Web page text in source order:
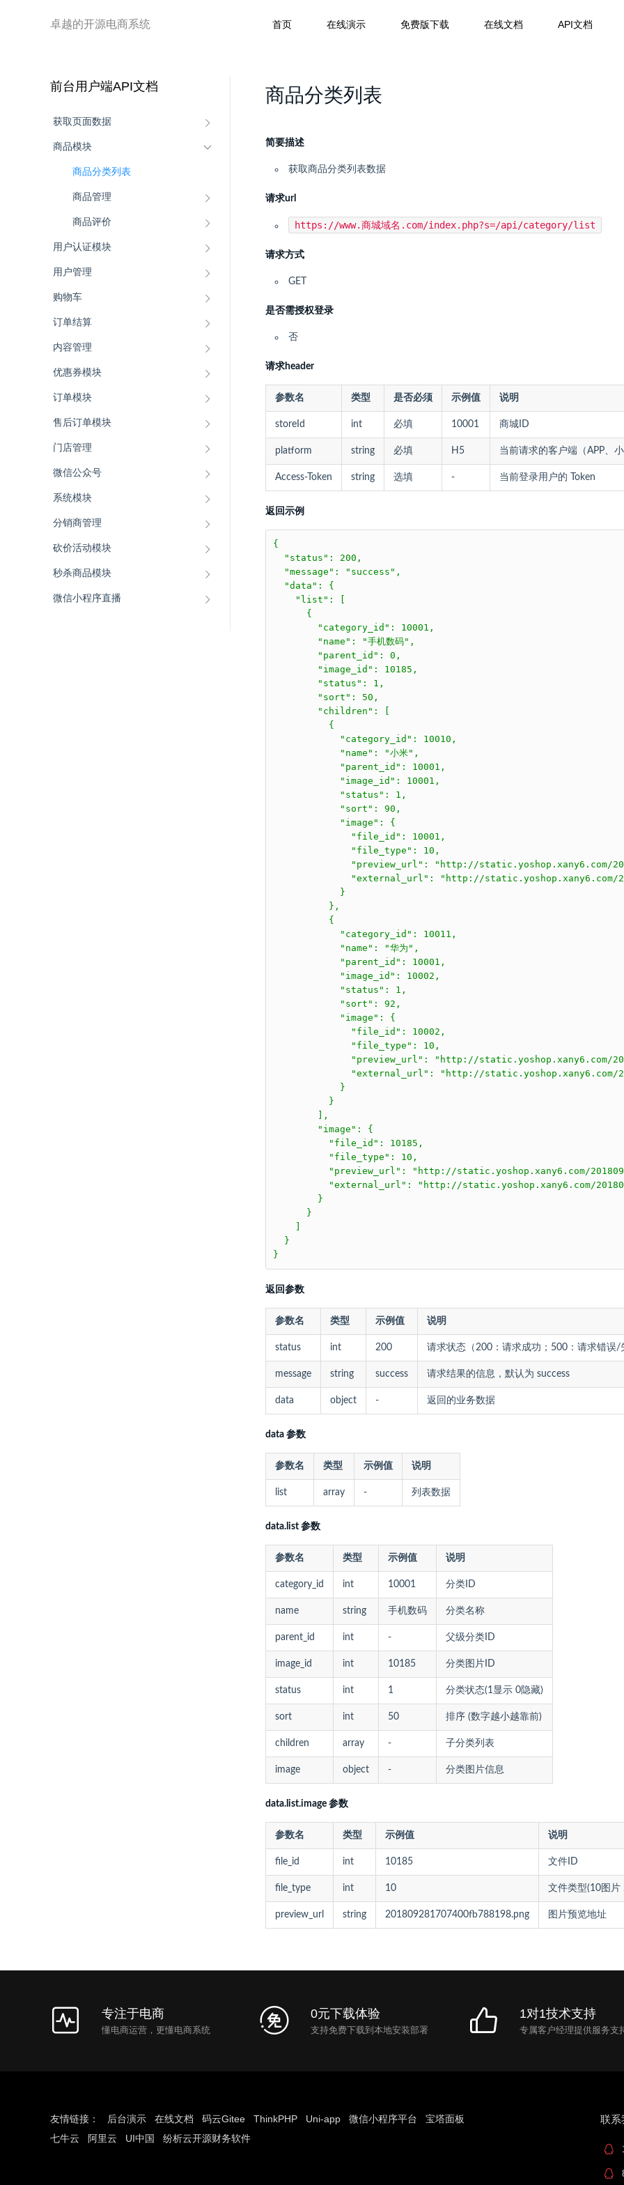
卓越的开源电商系统 首页 在线演示 免费版下载 在线文档 API文档
前台用户端API文档
获取页面数据
商品模块
商品分类列表
商品管理
商品评价
用户认证模块
用户管理
购物车
订单结算
内容管理
优惠券模块
订单模块
售后订单模块
门店管理
微信公众号
系统模块
分销商管理
砍价活动模块
秒杀商品模块
微信小程序直播
商品分类列表
简要描述
获取商品分类列表数据
请求url
https://www.商城域名.com/index.php?s=/api/category/list
请求方式
GET
是否需授权登录
否
请求header
参数名 类型 是否必须 示例值 说明
storeId int 必填 10001 商城ID
platform string 必填 H5 当前请求的客户端（APP、
Access-Token string 选填 - 当前登录用户的 Token
返回示例
{
  "status": 200,
  "message": "success",
  "data": {
    "list": [
      {
        "category_id": 10001,
        "name": "手机数码",
        "parent_id": 0,
        "image_id": 10185,
        "status": 1,
        "sort": 50,
        "children": [
          {
            "category_id": 10010,
            "name": "小米",
            "parent_id": 10001,
            "image_id": 10001,
            "status": 1,
            "sort": 90,
            "image": {
              "file_id": 10001,
              "file_type": 10,
"preview_url": "http://static.yoshop.xany6.com/
"external_url": "http://static.yoshop.xany6.com/
            }
          },
          {
            "category_id": 10011,
            "name": "华为",
            "parent_id": 10001,
            "image_id": 10002,
            "status": 1,
            "sort": 92,
            "image": {
              "file_id": 10002,
              "file_type": 10,
"preview_url": "http://static.yoshop.xany6.com/
"external_url": "http://static.yoshop.xany6.com/
            }
          }
        ],
        "image": {
          "file_id": 10185,
          "file_type": 10,
"preview_url": "http://static.yoshop.xany6.com/
"external_url": "http://static.yoshop.xany6.com/
        }
      }
  }
}
返回参数
参数名 类型 示例值 说明
status int 200 请求状态（200：请求成功；500：请求错误/
message string success 请求结果的信息，默认为 success
data object - 返回的业务数据
data 参数
参数名 类型 示例值 说明
list array - 列表数据
data.list 参数
参数名 类型 示例值 说明
category_id int 10001 分类ID
name string 手机数码 分类名称
parent_id int - 父级分类ID
image_id int 10185 分类图片ID
status int 1 分类状态(1显示 0隐藏)
sort int 50 排序 (数字越小越靠前)
children array - 子分类列表
image object - 分类图片信息
data.list.image 参数
参数名 类型 示例值 说明
file_id int 10185 文件ID
file_type int 10 文件类型(10图片
preview_url string 201809281707400fb788198.png 图片预览地址
专注于电商
懂电商运营，更懂电商系统
0元下载体验
支持免费下载到本地安装部署
1对1技术支持
专属客户经理提供服务支
友情链接： 后台演示 在线文档 码云Gitee ThinkPHP Uni-app 微信小程序平台
宝塔面板
七牛云
阿里云 UI中国 纷析云开源财务软件
联系